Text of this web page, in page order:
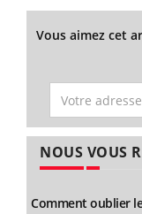
Vous aimez cet
NOUS VOUS
Comment oublier